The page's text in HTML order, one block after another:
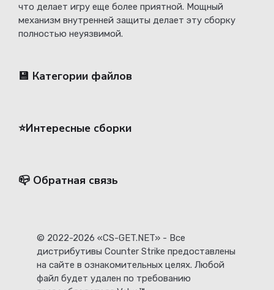
что делает игру еще более приятной. Мощный
механизм внутренней защиты делает эту сборку
полностью неуязвимой.
💾 Категории файлов
⭐️Интересные сборки
📪 Обратная связь
© 2022-2026 «CS-GET.NET» - Все
дистрибутивы Counter Strike предоставлены
на сайте в ознакомительных целях. Любой
файл будет удален по требованию